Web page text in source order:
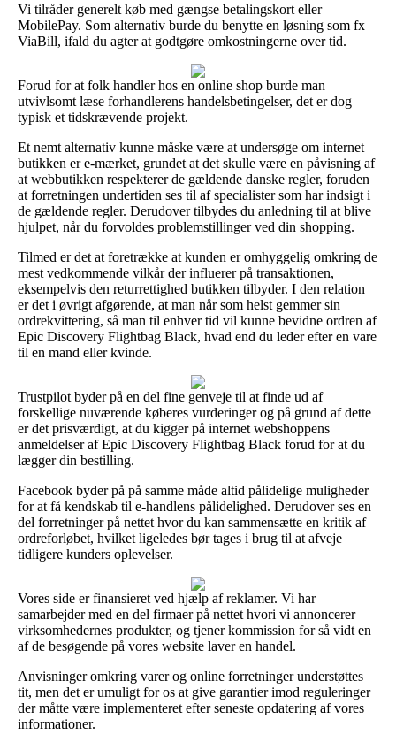
Vi tilråder generelt køb med gængse betalingskort eller
MobilePay. Som alternativ burde du benytte en løsning som fx
ViaBill, ifald du agter at godtgøre omkostningerne over tid.
Forud for at folk handler hos en online shop burde man
utvivlsomt læse forhandlerens handelsbetingelser, det er dog
typisk et tidskrævende projekt.
Et nemt alternativ kunne måske være at undersøge om internet
butikken er e-mærket, grundet at det skulle være en påvisning af
at webbutikken respekterer de gældende danske regler, foruden
at forretningen undertiden ses til af specialister som har indsigt i
de gældende regler. Derudover tilbydes du anledning til at blive
hjulpet, når du forvoldes problemstillinger ved din shopping.
Tilmed er det at foretrække at kunden er omhyggelig omkring de
mest vedkommende vilkår der influerer på transaktionen,
eksempelvis den returrettighed butikken tilbyder. I den relation
er det i øvrigt afgørende, at man når som helst gemmer sin
ordrekvittering, så man til enhver tid vil kunne bevidne ordren af
Epic Discovery Flightbag Black, hvad end du leder efter en vare
til en mand eller kvinde.
Trustpilot byder på en del fine genveje til at finde ud af
forskellige nuværende køberes vurderinger og på grund af dette
er det prisværdigt, at du kigger på internet webshoppens
anmeldelser af Epic Discovery Flightbag Black forud for at du
lægger din bestilling.
Facebook byder på på samme måde altid pålidelige muligheder
for at få kendskab til e-handlens pålidelighed. Derudover ses en
del forretninger på nettet hvor du kan sammensætte en kritik af
ordreforløbet, hvilket ligeledes bør tages i brug til at afveje
tidligere kunders oplevelser.
Vores side er finansieret ved hjælp af reklamer. Vi har
samarbejder med en del firmaer på nettet hvori vi annoncerer
virksomhedernes produkter, og tjener kommission for så vidt en
af de besøgende på vores website laver en handel.
Anvisninger omkring varer og online forretninger understøttes
tit, men det er umuligt for os at give garantier imod reguleringer
der måtte være implementeret efter seneste opdatering af vores
informationer.